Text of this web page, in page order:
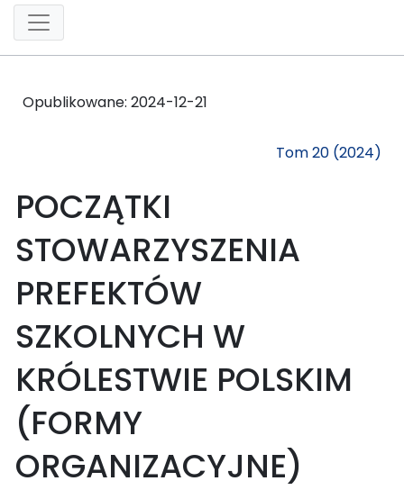
Opublikowane: 2024-12-21
Tom 20 (2024)
POCZĄTKI
STOWARZYSZENIA
PREFEKTÓW
SZKOLNYCH W
KRÓLESTWIE POLSKIM
(FORMY
ORGANIZACYJNE)